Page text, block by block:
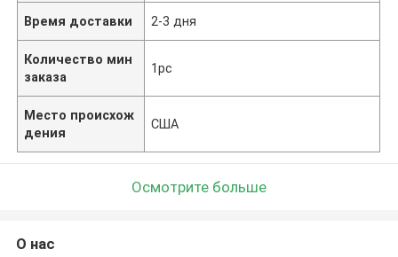
Время доставки 2-3 дня
Количество мин
заказа
1pc
Место происхож
дения
США
Осмотрите больше
О нас